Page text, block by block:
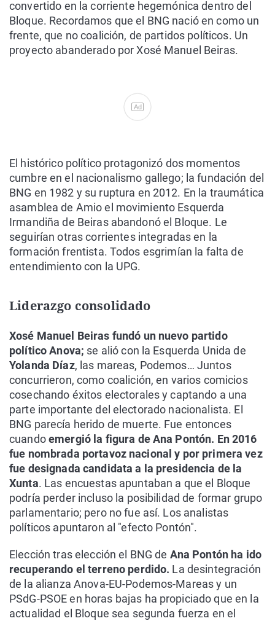
convertido en la corriente hegemónica dentro del
Bloque. Recordamos que el BNG nació en como un
frente, que no coalición, de partidos políticos. Un
proyecto abanderado por Xosé Manuel Beiras.
Ad
El histórico político protagonizó dos momentos
cumbre en el nacionalismo gallego; la fundación del
BNG en 1982 y su ruptura en 2012. En la traumática
asamblea de Amio el movimiento Esquerda
Irmandiña de Beiras abandonó el Bloque. Le
seguirían otras corrientes integradas en la
formación frentista. Todos esgrimían la falta de
entendimiento con la UPG.
Liderazgo consolidado
Xosé Manuel Beiras fundó un nuevo partido
político Anova; se alió con la Esquerda Unida de
Yolanda Díaz, las mareas, Podemos… Juntos
concurrieron, como coalición, en varios comicios
cosechando éxitos electorales y captando a una
parte importante del electorado nacionalista. El
BNG parecía herido de muerte. Fue entonces
cuandoemergió la figura de Ana Pontón. En 2016
fue nombrada portavoz nacional y por primera vez
fue designada candidata a la presidencia de la
Xunta. Las encuestas apuntaban a que el Bloque
podría perder incluso la posibilidad de formar grupo
parlamentario; pero no fue así. Los analistas
políticos apuntaron al "efecto Pontón".
Elección tras elección el BNG de Ana Pontón ha ido
recuperando el terreno perdido. La desintegración
de la alianza Anova-EU-Podemos-Mareas y un
PSdG-PSOE en horas bajas ha propiciado que en la
actualidad el Bloque sea segunda fuerza en el